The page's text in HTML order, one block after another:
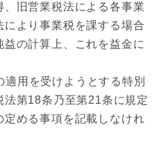
、旧営業税法による各事業
より事業税を課する場合
の計算上、これを益金に
用を受けようとする特別
第18条乃至第21条に規定
める事項を記載しなけれ